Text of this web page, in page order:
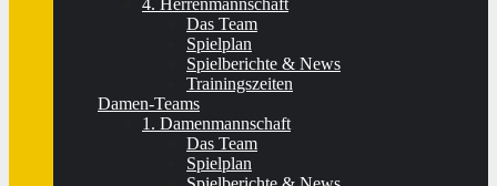
4. Herrenmannschaft
Das Team
Spielplan
Spielberichte & News
Trainingszeiten
Damen-Teams
1. Damenmannschaft
Das Team
Spielplan